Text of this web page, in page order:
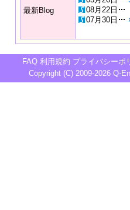
最新Blog
08月22日
07月30日
FAQ 利用規約 プライバシーポ
Copyright (C) 2009-2026 Q-